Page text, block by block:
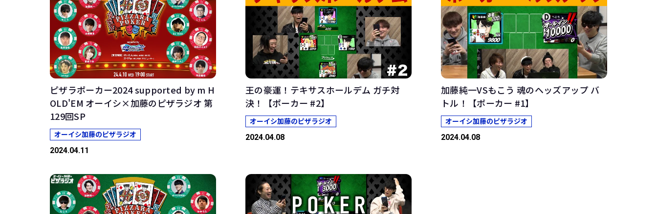
ピザラポーカー2024 supported by m H
OLD'EM オーイシ×加藤のピザラジオ 第
129回SP
オーイシ加藤のピザラジオ
2024.04.11
王の豪運！テキサスホールデム ガチ対
決！【ポーカー #2】
オーイシ加藤のピザラジオ
2024.04.08
加藤純一VSもこう 魂のヘッズアップ バ
トル！【ポーカー #1】
オーイシ加藤のピザラジオ
2024.04.08